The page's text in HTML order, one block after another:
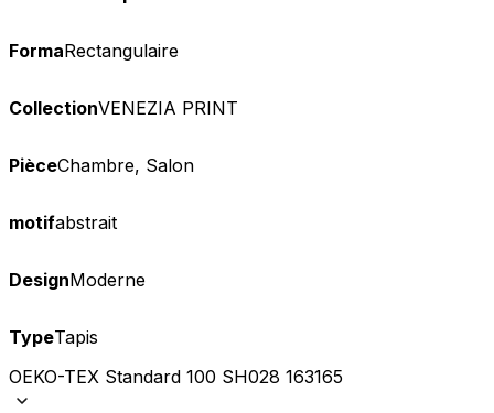
FormaRectangulaire
CollectionVENEZIA PRINT
PièceChambre, Salon
motifabstrait
DesignModerne
TypeTapis
OEKO-TEX Standard 100 SH028 163165